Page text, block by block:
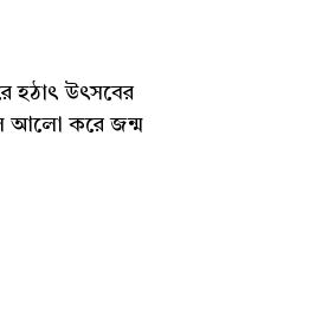
হঠাৎ উৎসবের
আলো করে জন্ম